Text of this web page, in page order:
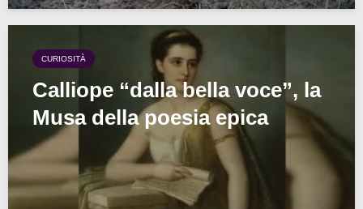
CURIOSITÀ
Calliope “dalla bella voce”, la
Musa della poesia epica